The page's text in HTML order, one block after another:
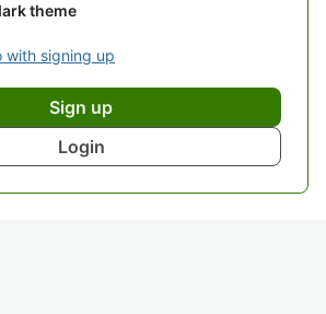
theme
with signing up
Sign up
Login